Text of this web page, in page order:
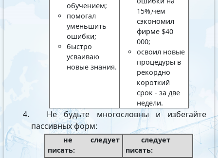
обучением;
помогал
уменьшить
ошибки;
быстро
усваиваю
новые знания.
15%,чем
сэкономил
фирме $40
000;
освоил новые
процедуры в
рекордно
короткий
срок - за две
недели.
Не будьте многословны и избегайте
пассивных форм:
не следует
писать:
следует
писать: